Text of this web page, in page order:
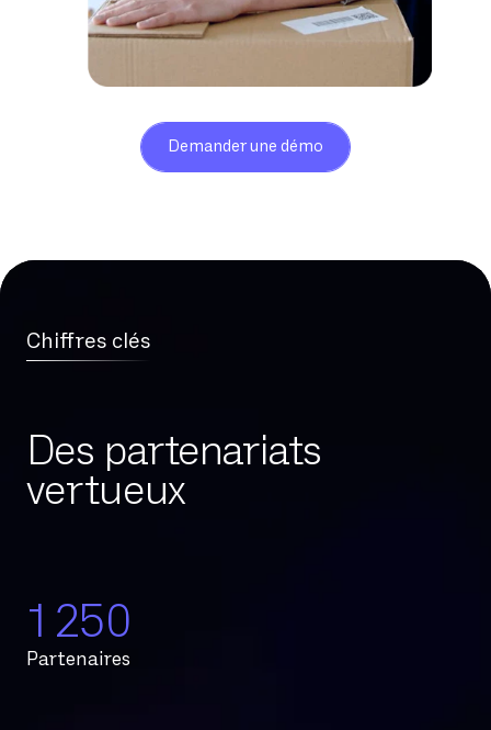
Demander une démo
Chiffres clés
Des partenariats
vertueux
1 250
Partenaires